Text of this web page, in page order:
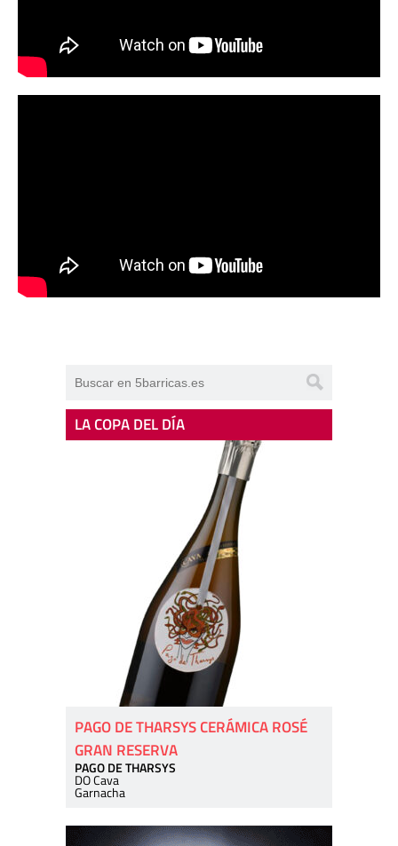
LA COPA DEL DÍA
PAGO DE THARSYS CERÁMICA ROSÉ
GRAN RESERVA
PAGO DE THARSYS
DO Cava
Garnacha